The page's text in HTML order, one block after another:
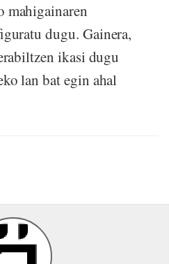
mahigainaren
dugu. Gainera,
ikasi dugu
lan bat egin ahal